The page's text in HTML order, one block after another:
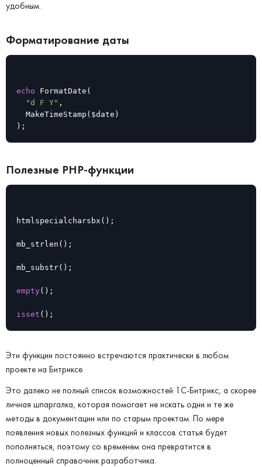
удобным.
Форматирование даты
echo FormatDate(
"d F Y" ,
);
Полезные PHP-функции
htmlspecialcharsbx();
mb_strlen();
mb_substr();
empty ();
isset ();
Эти функции постоянно встречаются практически в любом
проекте на Битриксе.
Это далеко не полный список возможностей 1С-Битрикс, а скорее
личная шпаргалка, которая помогает не искать одни и те же
методы в документации или по старым проектам. По мере
появления новых полезных функций и классов статья будет
пополняться, поэтому со временем она превратится в
полноценный справочник разработчика.